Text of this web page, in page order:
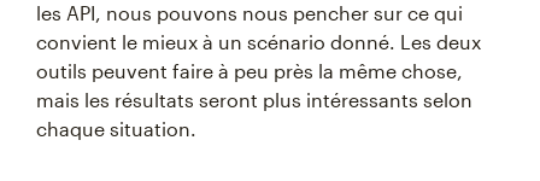
les API, nous pouvons nous pencher sur ce qui
convient le mieux à un scénario donné. Les deux
outils peuvent faire à peu près la même chose,
mais les résultats seront plus intéressants selon
chaque situation.